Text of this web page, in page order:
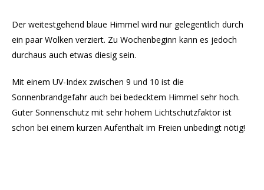
Der weitestgehend blaue Himmel wird nur gelegentlich durch
ein paar Wolken verziert. Zu Wochenbeginn kann es jedoch
durchaus auch etwas diesig sein.
Mit einem UV-Index zwischen 9 und 10 ist die
Sonnenbrandgefahr auch bei bedecktem Himmel sehr hoch.
Guter Sonnenschutz mit sehr hohem Lichtschutzfaktor ist
schon bei einem kurzen Aufenthalt im Freien unbedingt nötig!